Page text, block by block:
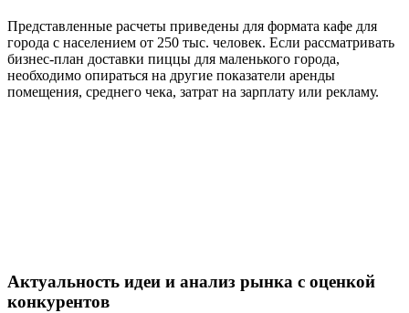
Представленные расчеты приведены для формата кафе для
города с населением от 250 тыс. человек. Если рассматривать
бизнес-план доставки пиццы для маленького города,
необходимо опираться на другие показатели аренды
помещения, среднего чека, затрат на зарплату или рекламу.
Актуальность идеи и анализ рынка с оценкой
конкурентов